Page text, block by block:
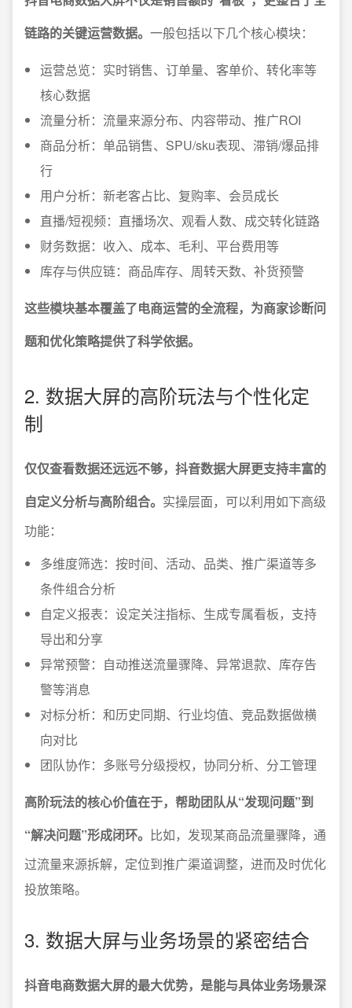
链路的关键运营数据。 一般包括以下几个核心模块：
运营总览：实时销售、订单量、客单价、转化率等
核心数据
流量分析：流量来源分布、内容带动、推广ROI
商品分析：单品销售、SPU/sku表现、滞销/爆品排
行
用户分析：新老客占比、复购率、会员成长
直播/短视频：直播场次、观看人数、成交转化链路
财务数据：收入、成本、毛利、平台费用等
库存与供应链：商品库存、周转天数、补货预警
这些模块基本覆盖了电商运营的全流程，为商家诊断问
题和优化策略提供了科学依据。
2. 数据大屏的高阶玩法与个性化定
制
仅仅查看数据还远远不够，抖音数据大屏更支持丰富的
自定义分析与高阶组合。 实操层面，可以利用如下高级
功能：
多维度筛选：按时间、活动、品类、推广渠道等多
条件组合分析
自定义报表：设定关注指标、生成专属看板，支持
导出和分享
异常预警：自动推送流量骤降、异常退款、库存告
警等消息
对标分析：和历史同期、行业均值、竞品数据做横
向对比
团队协作：多账号分级授权，协同分析、分工管理
高阶玩法的核心价值在于，帮助团队从“发现问题”到
“解决问题”形成闭环。 比如，发现某商品流量骤降，通
过流量来源拆解，定位到推广渠道调整，进而及时优化
投放策略。
3. 数据大屏与业务场景的紧密结合
抖音电商数据大屏的最大优势，是能与具体业务场景深